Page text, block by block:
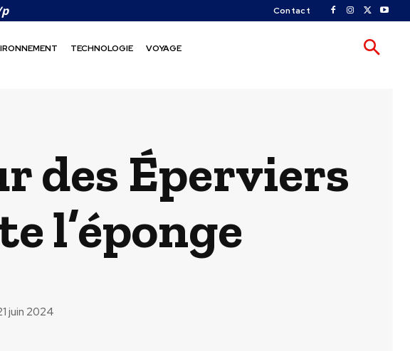
Contact
TECHNOLOGIE VOYAGE
des Éperviers
l’éponge
juin 2024